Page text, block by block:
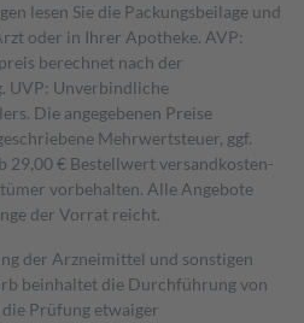
lesen Sie die Packungsbeilage und
oder in Ihrer Apotheke. AVP:
berechnet nach der
UVP: Unverbindliche
Die angegebenen Preise
Mehrwertsteuer, ggf.
29,00 € Bestell­wert versand­kosten­
vorbehalten. Alle Angebote
der Vorrat reicht.
der Arzneimittel und sonstigen
beinhaltet die Durchführung von
Prüfung etwaiger